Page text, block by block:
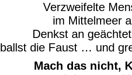
Verzweifelte
im Mittelmeer
Denkst an
ballst die Faust … und
Mach das nicht,